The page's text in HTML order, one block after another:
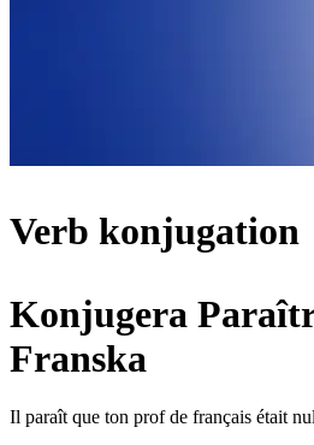
Verb konjugation
Konjugera
Franska
Il paraît que ton prof de français était